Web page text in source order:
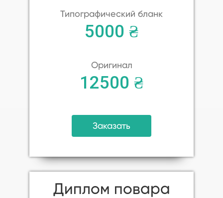
Типографический бланк
5000 ₴
Оригинал
12500 ₴
Заказать
Диплом повара